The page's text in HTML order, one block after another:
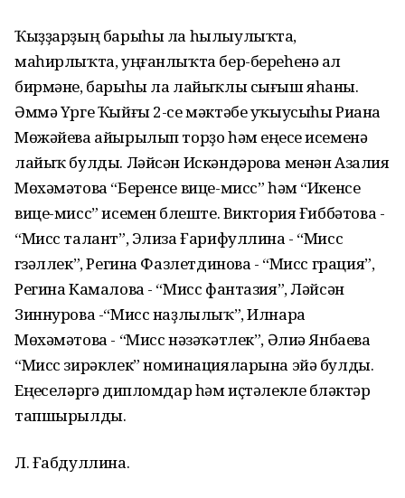
Ҡыҙҙарҙың барыһы ла һылыулыҡта,
маһирлыҡта, уңғанлыҡта бер-береһенә ал
бирмәне, барыһы ла лайыҡлы сығыш яһаны.
Әммә Үрге Ҡыйғы 2-се мәктәбе уҡыусыһы Риана
Мөжәйева айырылып торҙо һәм еңеүсе исеменә
лайыҡ булды. Ләйсән Искәндәрова менән Азалия
Мөхәмәтова “Беренсе вице-мисс” һәм “Икенсе
вице-мисс” исемен бүлеште. Виктория Ғиббәтова -
“Мисс талант”, Элиза Ғарифуллина - “Мисс
гүзәллек”, Регина Фазлетдинова - “Мисс грация”,
Регина Камалова - “Мисс фантазия”, Ләйсән
Зиннурова -“Мисс наҙлылыҡ”, Илнара
Мөхәмәтова - “Мисс нәзәҡәтлек”, Әлиә Янбаева
“Мисс зирәклек” номинацияларына эйә булды.
Еңеүселәргә дипломдар һәм иҫтәлекле бүләктәр
тапшырылды.
Л. Ғабдуллина.